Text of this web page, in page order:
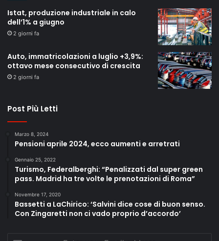
Istat, produzione industriale in calo
dell’1% a giugno
2 giorni fa
Auto, immatricolazioni a luglio +3,9%:
ottavo mese consecutivo di crescita
2 giorni fa
Post Più Letti
Marzo 8, 2024
Pensioni aprile 2024, ecco aumenti e arretrati
Gennaio 25, 2022
Turismo, Federalberghi: “Penalizzati dal super green
pass. Madrid ha tre volte le prenotazioni di Roma”
Novembre 17, 2020
Bassetti a LaChirico: ‘Salvini dice cose di buon senso.
Con Zingaretti non ci vado proprio d’accordo’